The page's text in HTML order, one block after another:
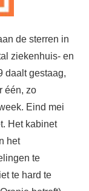
de sterren in
ziekenhuis- en
daalt gestaag,
één, zo
Eind mei
Het kabinet
het
te
te hard te